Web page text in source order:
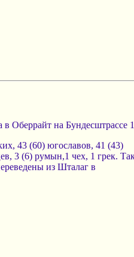
Оберрайт на Бундесштрассе
43 (60) югославов, 41 (43)
3 (6) румын,1 чех, 1 грек.
из Шталаг в